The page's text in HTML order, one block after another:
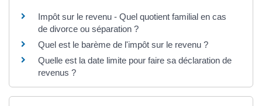
Impôt sur le revenu - Quel quotient familial en cas
de divorce ou séparation ?
Quel est le barème de l'impôt sur le revenu ?
Quelle est la date limite pour faire sa déclaration de
revenus ?